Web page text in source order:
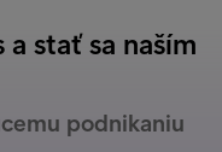
stať sa naším
podnikaniu